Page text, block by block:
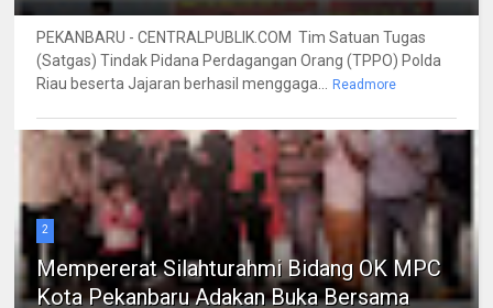
PEKANBARU - CENTRALPUBLIK.COM Tim Satuan Tugas
(Satgas) Tindak Pidana Perdagangan Orang (TPPO) Polda
Riau beserta Jajaran berhasil menggaga... Readmore
2
Mempererat Silahturahmi Bidang OK MPC
Kota Pekanbaru Adakan Buka Bersama